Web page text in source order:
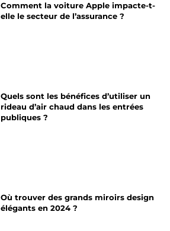
Comment la voiture Apple impacte-t-
elle le secteur de l’assurance ?
Quels sont les bénéfices d’utiliser un
rideau d’air chaud dans les entrées
publiques ?
Où trouver des grands miroirs design
élégants en 2024 ?